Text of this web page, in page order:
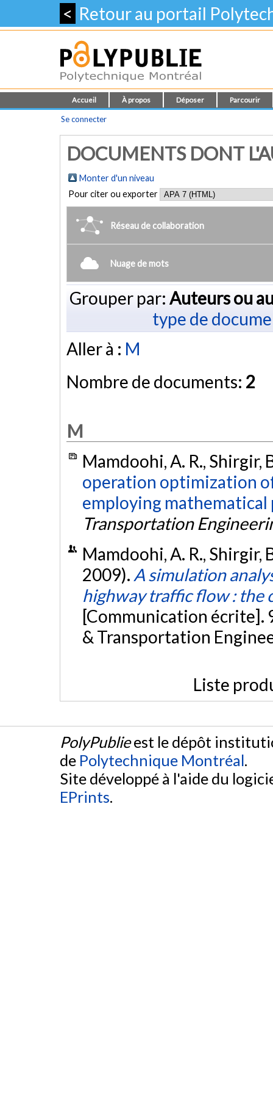
< Retour au portail
Accueil À propos Déposer Parcourir
Se connecter
DOCUMENTS DONT
Monter d'un niveau
Pour citer ou exporter
Réseau de collaboration
Nuage de mots
Grouper par: Auteurs ou
type de
Aller à : M
Nombre de documents: 2
M
Mamdoohi, A. R., Shirgir,
operation optimization
employing mathematical
Transportation
Mamdoohi, A. R., Shirgir,
2009). A simulation
highway traffic flow : the
[Communication écrite].
& Transportation
Liste
PolyPublieest le dépôt
de Polytechnique Montréal.
Site développé à l'aide du
EPrints.